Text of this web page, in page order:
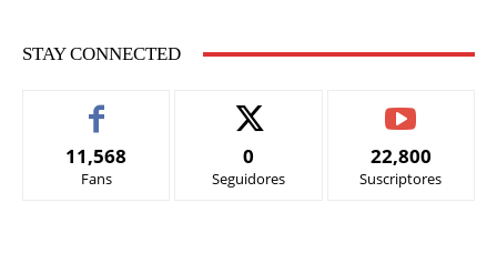
STAY CONNECTED
11,568
Fans
0
Seguidores
22,800
Suscriptores